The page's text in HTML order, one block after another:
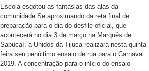
Escola esgotou as fantasias das alas da
comunidade Se aproximando da reta final de
preparação para o dia do desfile oficial, que
acontecerá no dia 3 de março na Marquês de
Sapucaí, a Unidos da Tijuca realizará nesta quinta-
feira seu penúltimo ensaio de rua para o Carnaval
2019. A concentração para o início do ensaio